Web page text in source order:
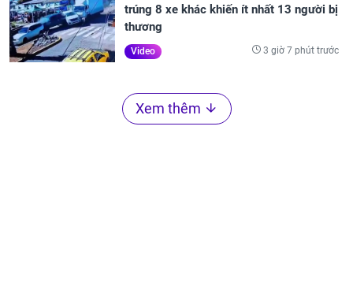
trúng 8 xe khác khiến ít nhất 13 người bị
thương
Video 3 giờ 7 phút trước
Xem thêm